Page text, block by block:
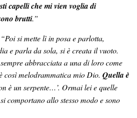
capelli che mi vien voglia di
brutti.”
“Poi si mette lì in posa e parlotta,
e parla da sola, si è creata il vuoto.
abbracciata a una di loro come
così melodrammatica mio Dio. Quella è
è un serpente…’. Ormai lei e quelle
comportano allo stesso modo e sono